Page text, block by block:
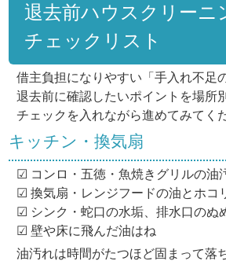
退去前ハウスクリーニ
チェックリスト
借主負担になりやすい「手入れ不足
退去前に確認したいポイントを場所
チェックを入れながら進めてみてく
キッチン・換気扇
☑ コンロ・五徳・魚焼きグリルの油
☑ 換気扇・レンジフードの油とホコ
☑ シンク・蛇口の水垢、排水口のぬ
☑ 壁や床に飛んだ油はね
油汚れは時間がたつほど固まって落